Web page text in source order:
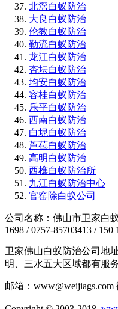
北滘白蚁防治
大良白蚁防治
伦教白蚁防治
勒流白蚁防治
龙江白蚁防治
杏坛白蚁防治
均安白蚁防治
容桂白蚁防治
乐平白蚁防治
西南白蚁防治
白坭白蚁防治
芦苞白蚁防治
高明白蚁防治
西樵白蚁防治所
九江白蚁防治中心
官窑除白蚁公司
公司名称：佛山市卫家白
1698 / 0757-85703413 / 150
卫家佛山白蚁防治公司地
明、三水五大区域都有服
邮箱：www@weijiags.com